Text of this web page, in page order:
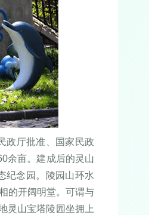
政厅批准、国家民政
余亩。建成后的灵山
纪念园。陵园山环水
的开阔明堂。可谓与
灵山宝塔陵园坐拥上